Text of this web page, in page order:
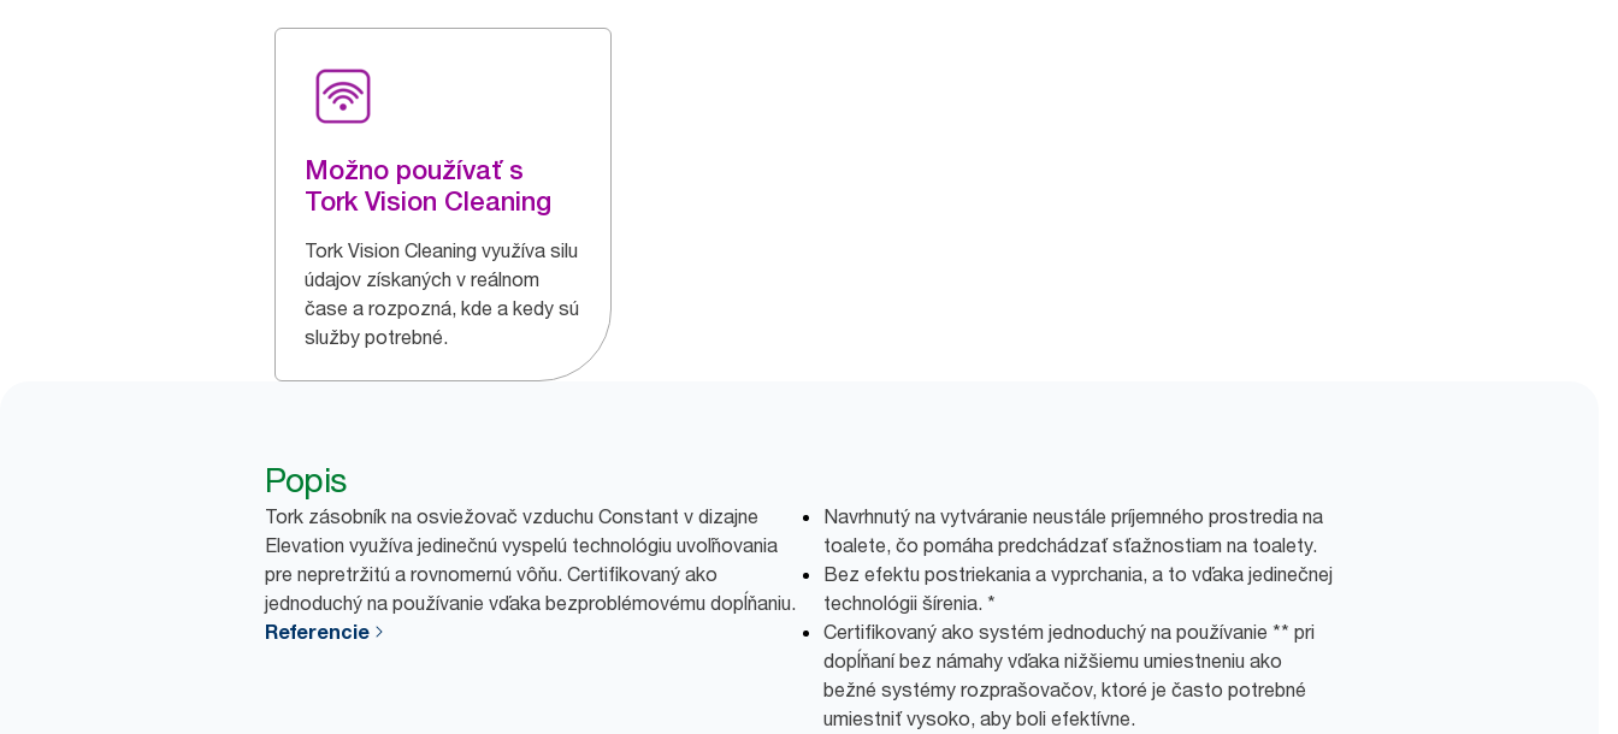
Možno používať s
Tork Vision Cleaning
Tork Vision Cleaning využíva silu
údajov získaných v reálnom
čase a rozpozná, kde a kedy sú
služby potrebné.
Popis
Tork zásobník na osviežovač vzduchu Constant v dizajne
Elevation využíva jedinečnú vyspelú technológiu uvoľňovania
pre nepretržitú a rovnomernú vôňu. Certifikovaný ako
jednoduchý na používanie vďaka bezproblémovému dopĺňaniu.
Referencie
Navrhnutý na vytváranie neustále príjemného prostredia na
toalete, čo pomáha predchádzať sťažnostiam na toalety.
Bez efektu postriekania a vyprchania, a to vďaka jedinečnej
technológii šírenia. *
Certifikovaný ako systém jednoduchý na používanie ** pri
dopĺňaní bez námahy vďaka nižšiemu umiestneniu ako
bežné systémy rozprašovačov, ktoré je často potrebné
umiestniť vysoko, aby boli efektívne.